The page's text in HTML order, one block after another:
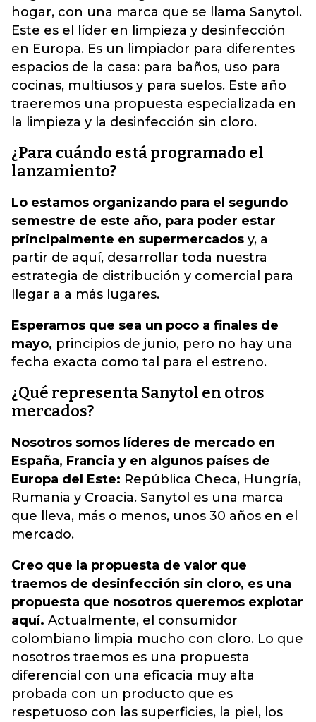
hogar, con una marca que se llama Sanytol.
Este es el líder en limpieza y desinfección
en Europa. Es un limpiador para diferentes
espacios de la casa: para baños, uso para
cocinas, multiusos y para suelos. Este año
traeremos una propuesta especializada en
la limpieza y la desinfección sin cloro.
¿Para cuándo está programado el
lanzamiento?
Lo estamos organizando para el segundo
semestre de este año, para poder estar
principalmente en supermercados y, a
partir de aquí, desarrollar toda nuestra
estrategia de distribución y comercial para
llegar a a más lugares.
Esperamos que sea un poco a finales de
mayo, principios de junio, pero no hay una
fecha exacta como tal para el estreno.
¿Qué representa Sanytol en otros
mercados?
Nosotros somos líderes de mercado en
España, Francia y en algunos países de
Europa del Este: República Checa, Hungría,
Rumania y Croacia. Sanytol es una marca
que lleva, más o menos, unos 30 años en el
mercado.
Creo que la propuesta de valor que
traemos de desinfección sin cloro, es una
propuesta que nosotros queremos explotar
aquí. Actualmente, el consumidor
colombiano limpia mucho con cloro. Lo que
nosotros traemos es una propuesta
diferencial con una eficacia muy alta
probada con un producto que es
respetuoso con las superficies, la piel, los